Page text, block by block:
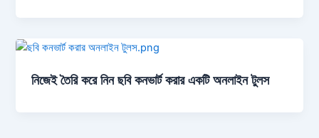
নিজেই তৈরি করে নিন ছবি কনভার্ট করার একটি অনলাইন টুলস